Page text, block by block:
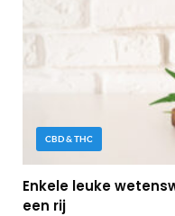
CBD & THC
Enkele leuke
een rij